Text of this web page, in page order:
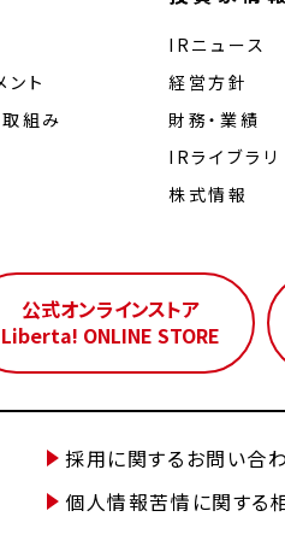
ント
組み
IRニュース
経営⽅針
財務・業績
IRライブラリ
株式情報
公式オンラインストア
Liberta! ONLINE STORE
採用に関するお問い合
個人情報苦情に関する